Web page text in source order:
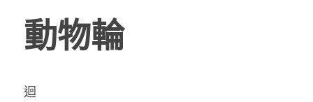
動物輪
迴